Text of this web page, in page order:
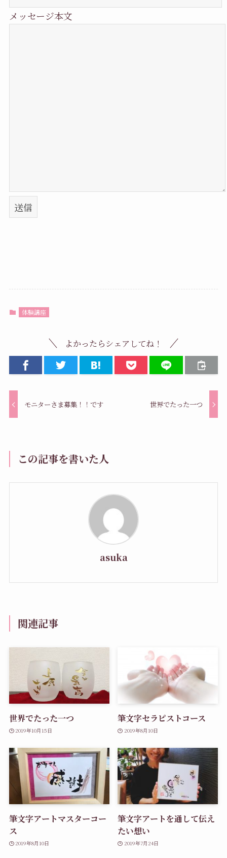
メッセージ本文
体験講座
よかったらシェアしてね！
モニターさま募集！！です 世界でたった一つ
この記事を書いた人
asuka
関連記事
世界でたった一つ
2019年10月15日
筆文字セラピストコース
2019年8月10日
筆文字アートマスターコー
ス
2019年8月10日
筆文字アートを通して伝え
たい想い
2019年7月24日